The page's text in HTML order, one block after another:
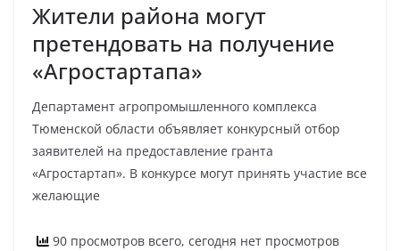
Жители района могут
претендовать на получение
«Агростартапа»
Департамент агропромышленного комплекса
Тюменской области объявляет конкурсный отбор
заявителей на предоставление гранта
«Агростартап». В конкурсе могут принять участие все
желающие
90 просмотров всего, сегодня нет просмотров